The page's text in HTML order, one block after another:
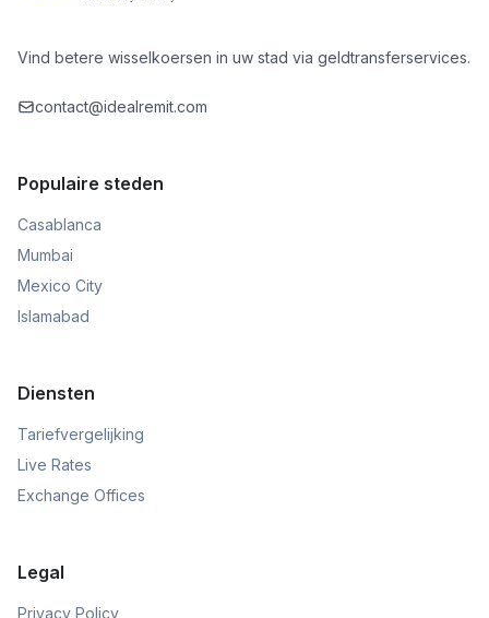
Vind betere wisselkoersen in uw stad via geldtransferservices.
contact@idealremit.com
Populaire steden
Casablanca
Mumbai
Mexico City
Islamabad
Diensten
Tariefvergelijking
Live Rates
Exchange Offices
Legal
Privacy Policy